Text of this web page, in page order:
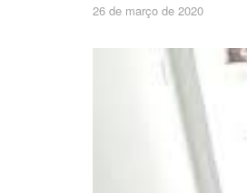
26 de março de 2020